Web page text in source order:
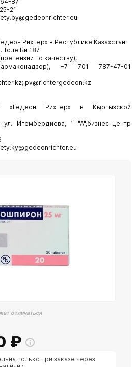
21
Рихтер» в Республике Казахстан
Толе Би 187
по качеству),
+7 701 787-47-01
pv@richtergedeon.kz
«Гедеон Рихтер» в Кыргызской
Игембердиева, 1 "А",бизнес-центр
отличаться
₽
только при заказе через